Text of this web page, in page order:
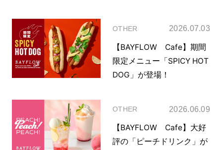
OTHER 2026.07.03
【BAYFLOW Cafe】期間
限定メニュー「SPICY HOT
DOG」が登場！
OTHER 2026.06.09
【BAYFLOW Cafe】大好
評の「ピーチドリンク」が